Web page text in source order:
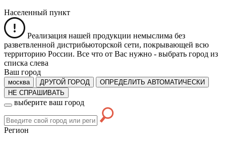
Населенный пункт
Реализация нашей продукции немыслима без
разветвленной дистрибьюторской сети, покрывающей всю
территорию России. Все что от Вас нужно - выбрать город из
списка слева
Ваш город
москва ДРУГОЙ ГОРОД
ОПРЕДЕЛИТЬ АВТОМАТИЧЕСКИ
НЕ СПРАШИВАТЬ
выберите ваш город
Регион